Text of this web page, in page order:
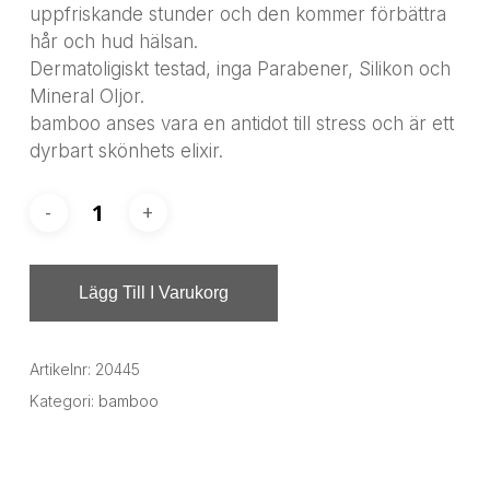
uppfriskande stunder och den kommer förbättra
hår och hud hälsan.
Dermatoligiskt testad, inga Parabener, Silikon och
Mineral Oljor.
bamboo anses vara en antidot till stress och är ett
dyrbart skönhets elixir.
Lägg Till I Varukorg
Artikelnr: 20445
Kategori: bamboo